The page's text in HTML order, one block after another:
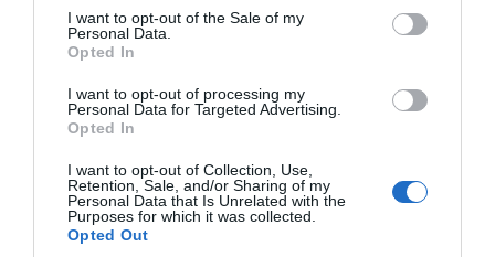
consent section.
I want to opt-out of the Sale of my
Personal Data.
Opted In
I want to opt-out of processing my
Personal Data for Targeted Advertising.
Opted In
I want to opt-out of Collection, Use,
Retention, Sale, and/or Sharing of my
Personal Data that Is Unrelated with the
Purposes for which it was collected.
Opted Out
Η πρόεδρος της Πλεύσης Ελευθερίας ,
ρώτησε τον πρόεδρο του Εθνικού
Οργανισμού Διερεύνησης Αεροπορικών και